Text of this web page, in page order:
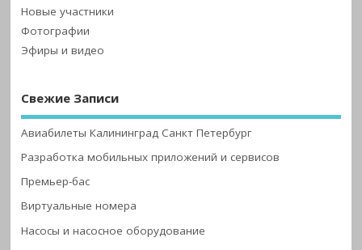
Новые участники
Фотографии
Эфиры и видео
Свежие Записи
Авиабилеты Калининград Санкт Петербург
Разработка мобильных приложений и сервисов
Премьер-бас
Виртуальные номера
Насосы и насосное оборудование